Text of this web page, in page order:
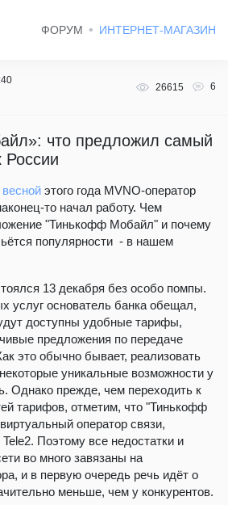
ФОРУМ ИНТЕРНЕТ-МАГАЗИН
26615 6
что предложил самый
России
весной этого года MVNO-оператор
то начал работу. Чем
"Тинькофф Мобайл" и почему
популярности - в нашем
13 декабря без особо помпы.
услуг основатель банка обещал,
доступны удобные тарифы,
предложения по передаче
это обычно бывает, реализовать
уникальные возможности у
Однако прежде, чем переходить к
тарифов, отметим, что "Тинькофф
оператор связи,
Поэтому все недостатки и
во много завязаны на
и в первую очередь речь идёт о
меньше, чем у конкурентов.